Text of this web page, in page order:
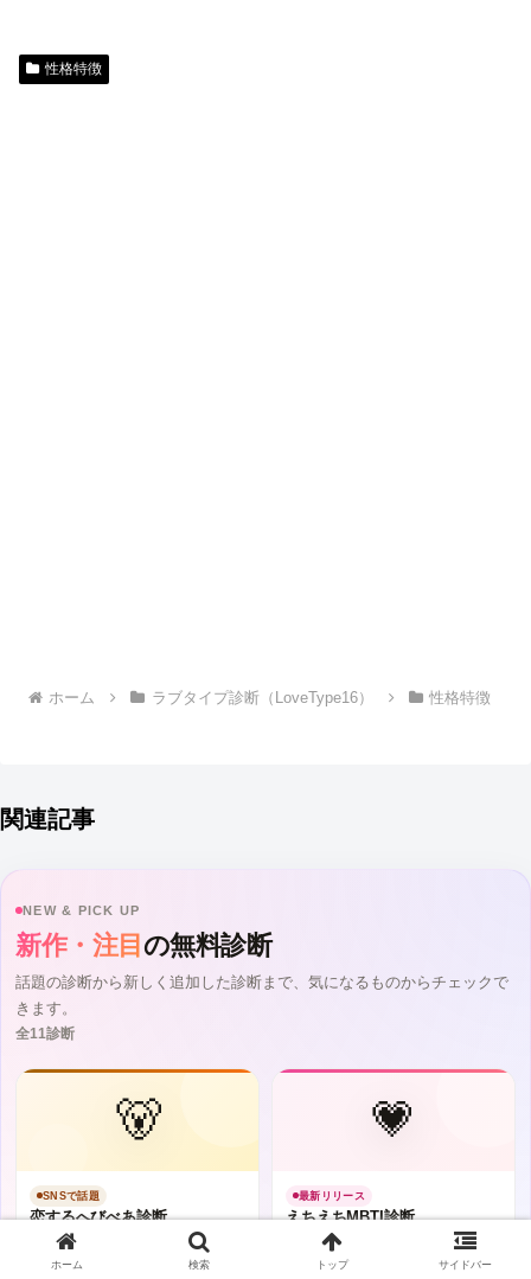
性格特徴
ホーム ラブタイプ診断（LoveType16） 性格特徴
関連記事
NEW & PICK UP
新作・注目 の無料診断
話題の診断から新しく追加した診断まで、気になるものからチェックで
きます。
全11診断
🐻
SNSで話題
恋するへびべあ診断
くまタイプ診断で16タイプ・相性を
💗
最新リリース
えちえちMBTI診断
エッチな才能を16タイプでチェッ
ホーム 検索 トップ サイドバー